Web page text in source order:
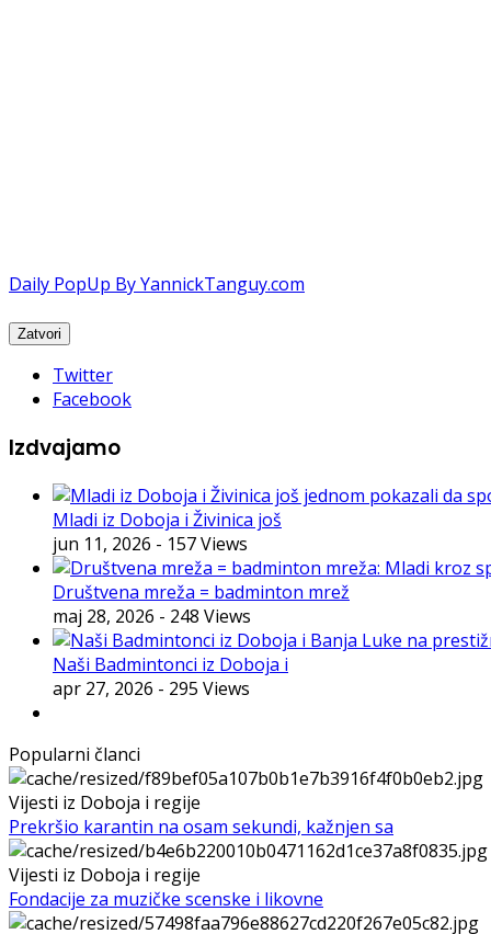
Daily PopUp By YannickTanguy.com
Twitter
Facebook
Izdvajamo
Mladi iz Doboja i Živinica još
jun 11, 2026 - 157 Views
Društvena mreža = badminton mrež
maj 28, 2026 - 248 Views
Naši Badmintonci iz Doboja i
apr 27, 2026 - 295 Views
Popularni članci
Vijesti iz Doboja i regije
Prekršio karantin na osam sekundi, kažnjen sa
Vijesti iz Doboja i regije
Fondacije za muzičke scenske i likovne